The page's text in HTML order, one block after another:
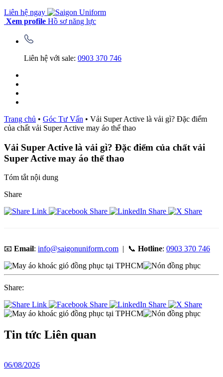
Liên hệ ngay
Xem profile Hồ sơ năng lực
Liên hệ với sale: 0903 370 746
Trang chủ • Góc Tư Vấn • Vải Super Active là vải gì? Đặc điểm
của chất vải Super Active may áo thể thao
Vải Super Active là vải gì? Đặc điểm của chất vải
Super Active may áo thể thao
Tóm tắt nội dung
Share
📧 Email: info@saigonuniform.com | 📞 Hotline: 0903 370 746
Share:
Tin tức Liên quan
06/08/2026